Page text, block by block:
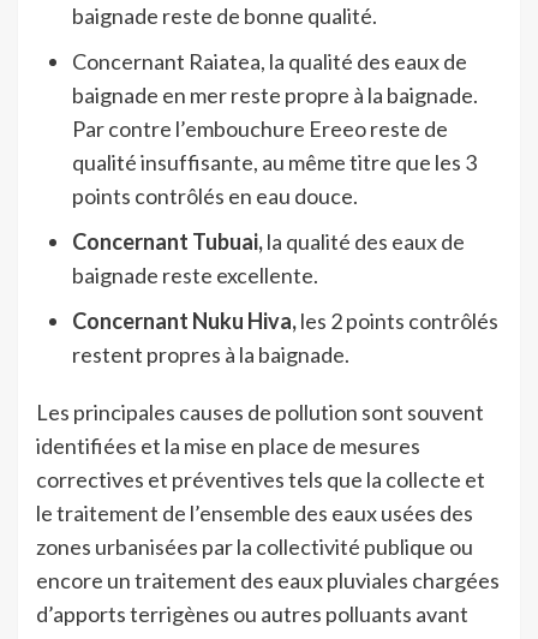
baignade reste de bonne qualité.
Concernant Raiatea, la qualité des eaux de
baignade en mer reste propre à la baignade.
Par contre l’embouchure Ereeo reste de
qualité insuffisante, au même titre que les 3
points contrôlés en eau douce.
Concernant Tubuai,la qualité des eaux de
baignade reste excellente.
Concernant Nuku Hiva,les 2 points contrôlés
restent propres à la baignade.
Les principales causes de pollution sont souvent
identifiées et la mise en place de mesures
correctives et préventives tels que la collecte et
le traitement de l’ensemble des eaux usées des
zones urbanisées par la collectivité publique ou
encore un traitement des eaux pluviales chargées
d’apports terrigènes ou autres polluants avant